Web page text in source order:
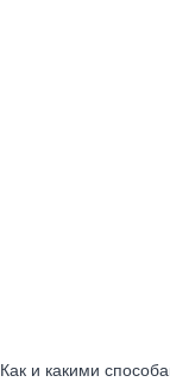
Как и какими